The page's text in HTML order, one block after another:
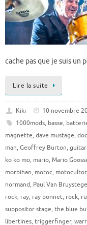
cache pas que je suis un
Lire la suite
Kiki 10 novembre
1000mods, basse,
magnette, dave mustage,
man, Geoffrey Burton,
ko ko mo, mario, Mario
morbihan, motoc, motocultor,
normand, Paul Van
rock, ray, ray bonnet, rock,
suppositor stage, the blue
libertines, triggerfinger,